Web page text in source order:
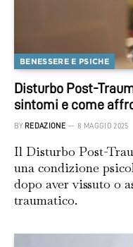
BENESSERE E PSICHE
Disturbo Post-
sintomi e come
BY REDAZIONE 8 MAGGIO 2025
Il Disturbo Post-
una condizione
dopo aver vissuto o
traumatico.